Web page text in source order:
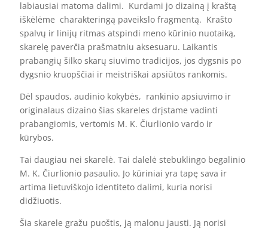
labiausiai matoma dalimi. Kurdami jo dizainą į kraštą
iškėlėme charakteringą paveikslo fragmentą. Krašto
spalvų ir linijų ritmas atspindi meno kūrinio nuotaiką,
skarelę paverčia prašmatniu aksesuaru. Laikantis
prabangių šilko skarų siuvimo tradicijos, jos dygsnis po
dygsnio kruopščiai ir meistriškai apsiūtos rankomis.
Dėl spaudos, audinio kokybės, rankinio apsiuvimo ir
originalaus dizaino šias skareles drįstame vadinti
prabangiomis, vertomis M. K. Čiurlionio vardo ir
kūrybos.
Tai daugiau nei skarelė. Tai dalelė stebuklingo begalinio
M. K. Čiurlionio pasaulio. Jo kūriniai yra tapę sava ir
artima lietuviškojo identiteto dalimi, kuria norisi
didžiuotis.
Šia skarele gražu puoštis, ją malonu jausti. Ją norisi